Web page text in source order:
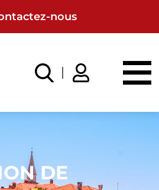
nous
DE
cookies